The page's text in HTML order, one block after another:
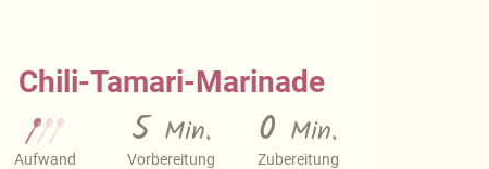
Chili-Tamari-Marinade
Aufwand
5 Min.
Vorbereitung
0 Min.
Zubereitung